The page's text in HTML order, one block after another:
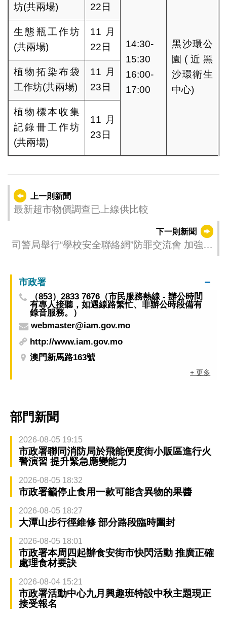
坊(共兩場)
22日
14:30-
15:30
16:00-
17:00
黑沙環公
園(近黑
沙環衛生
中心)
生態瓶工作坊
(共兩場)
11月
22日
植物拓染布袋
工作坊(共兩場)
11月
23日
植物標本收集
記錄冊工作坊
(共兩場)
11月
23日
上一則新聞
最新超市物價調查已上線供比較
下一則新聞
司警局舉行“學校安全聯絡網”防罪交流會 加強警
市政署
（853）2833 7676（市民服務熱線 - 辦公時間
有專人接聽，如遇線路繁忙、非辦公時段備有
錄音服務。）
webmaster@iam.gov.mo
http://www.iam.gov.mo
澳門新馬路163號
+ 更多
部門新聞
2026-08-05 19:15
市政署聯同消防局於飛能便度街小販區進行火
警演習 提升緊急應變能力
2026-08-05 18:32
市政署籲停止食用一款可能含異物的果醬
2026-08-05 18:27
大潭山步行徑維修 部分路段臨時圍封
2026-08-05 18:01
市政署本周四起辦食安街市快閃活動 推廣正確
處理食材要訣
2026-08-04 15:21
市政署活動中心九月興趣班特設中秋主題現正
接受報名